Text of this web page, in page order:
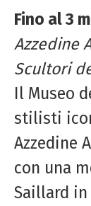
Fino al 3
Azzedine
Scultori
Il Museo
stilisti
Azzedine
con una
Saillard